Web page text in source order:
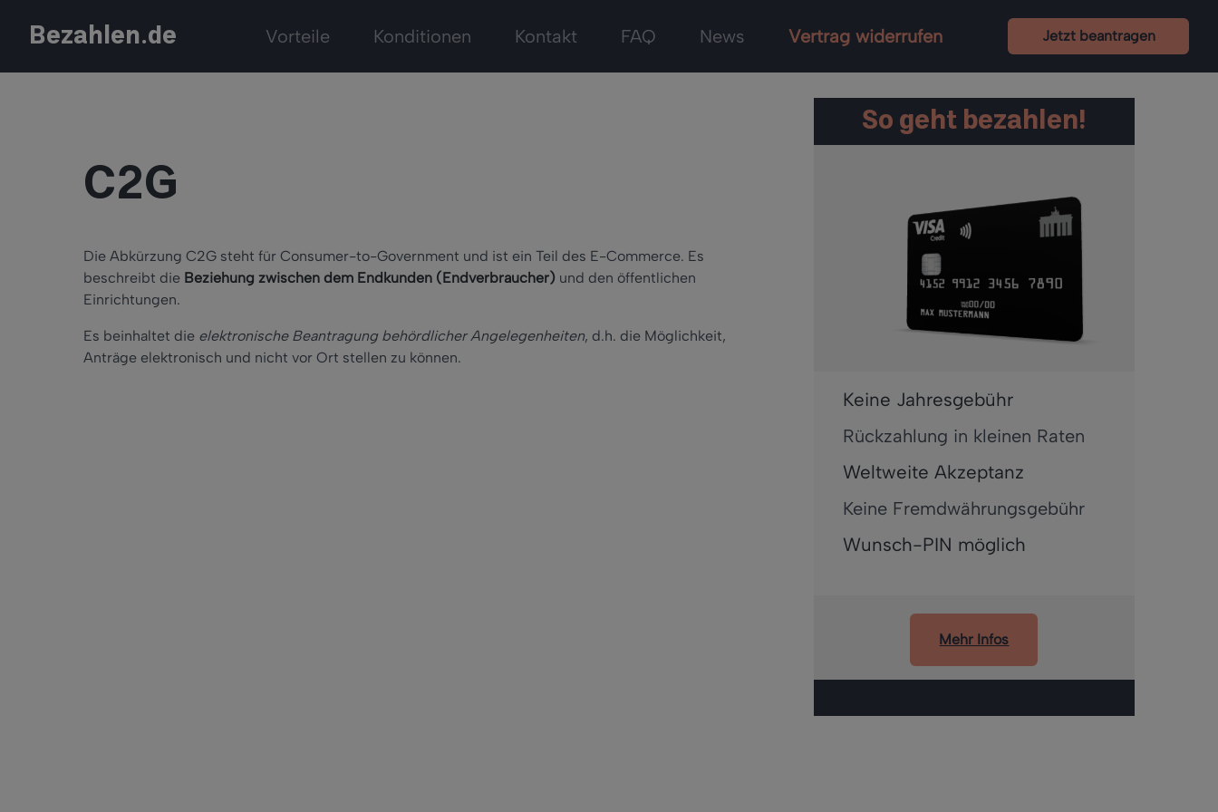
Bezahlen.de Vorteile Konditionen Kontakt FAQ News Vertrag widerrufen Jetzt beantragen
C2G
Die Abkürzung C2G steht für Consumer-to-Government und ist ein Teil des E-Commerce. Es
beschreibt die Beziehung zwischen dem Endkunden (Endverbraucher) und den öffentlichen
Einrichtungen.
Es beinhaltet die elektronische Beantragung behördlicher Angelegenheiten, d.h. die Möglichkeit,
Anträge elektronisch und nicht vor Ort stellen zu können.
So geht bezahlen!
Keine Jahresgebühr
Rückzahlung in kleinen Raten
Weltweite Akzeptanz
Keine Fremdwährungsgebühr
Wunsch-PIN möglich
Mehr Infos